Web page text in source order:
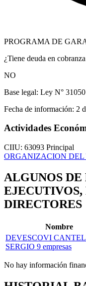
PROGRAMA DE
¿Tiene deuda en
NO
Base legal: Ley N° 31050
Fecha de información: 2
Actividades
CIIU: 63093 Principal
ORGANIZACION DEL
ALGUNOS
EJECUTIVOS,
DIRECTORES
Nombre
DEVESCOVI
SERGIO 9 empresas
No hay información